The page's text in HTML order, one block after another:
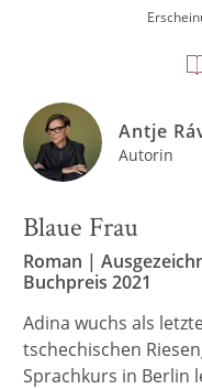
Antje
Autorin
Blaue Frau
Roman |
Buchpreis 2021
Adina wuchs als
tschechischen
Sprachkurs in Berlin